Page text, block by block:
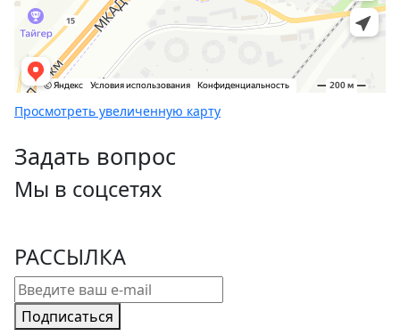
Просмотреть увеличенную карту
Задать вопрос
Мы в соцсетях
РАССЫЛКА
Подписаться